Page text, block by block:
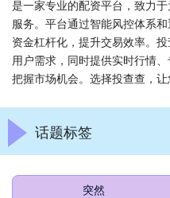
是一家专业的配资平台，致力
服务。平台通过智能风控体系
资金杠杆化，提升交易效率。
用户需求，同时提供实时行情
把握市场机会。选择投查查，
话题标签
突然